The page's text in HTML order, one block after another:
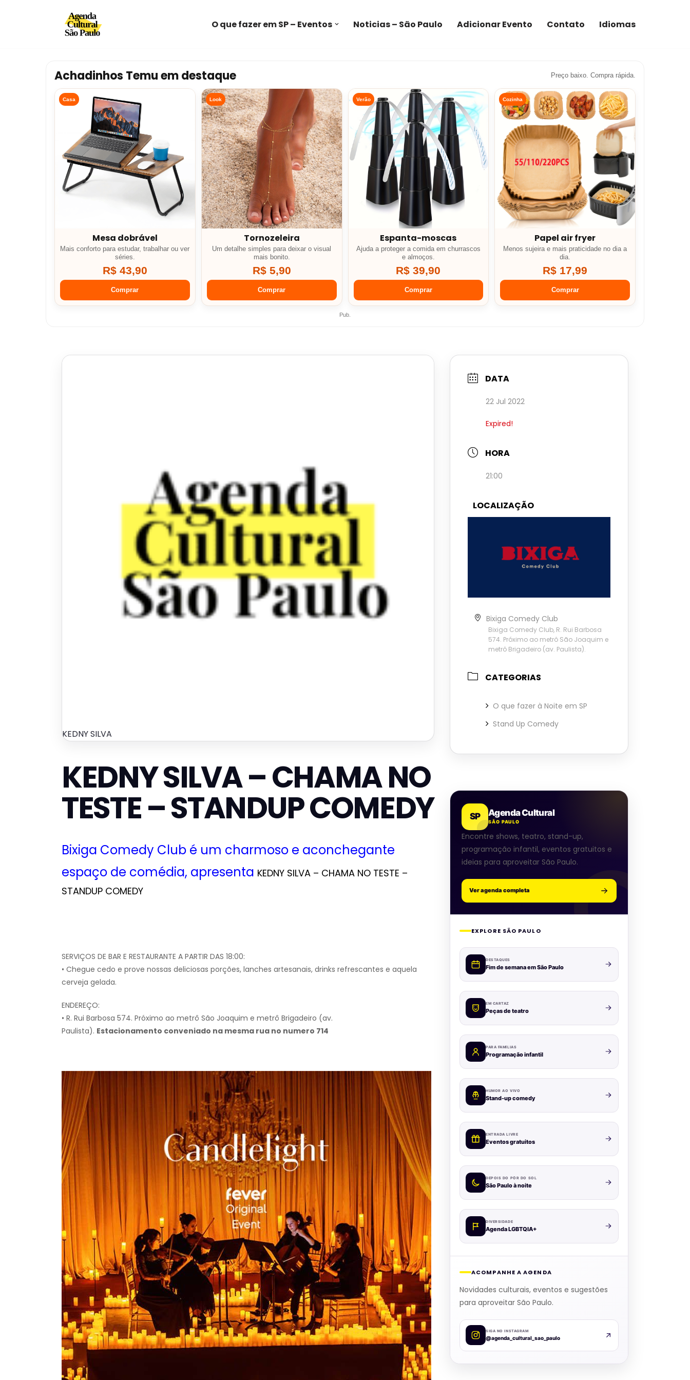
O que fazer em SP – Eventos Noticias – São Paulo Adicionar Evento Contato Idiomas
Achadinhos Temu em destaque Preço baixo. Compra rápida.
Casa
Mesa dobrável
Mais conforto para estudar, trabalhar ou ver
séries.
R$ 43,90
Comprar
Look
Tornozeleira
Um detalhe simples para deixar o visual
mais bonito.
R$ 5,90
Comprar
Verão
Espanta-moscas
Ajuda a proteger a comida em churrascos
e almoços.
R$ 39,90
Comprar
Cozinha
Papel air fryer
Menos sujeira e mais praticidade no dia a
dia.
R$ 17,99
Comprar
Pub.
KEDNY SILVA
KEDNY SILVA – CHAMA NO
TESTE – STANDUP COMEDY
Bixiga Comedy Club é um charmoso e aconchegante
espaço de comédia, apresenta KEDNY SILVA – CHAMA NO TESTE –
STANDUP COMEDY
SERVIÇOS DE BAR E RESTAURANTE A PARTIR DAS 18:00:
• Chegue cedo e prove nossas deliciosas porções, lanches artesanais, drinks refrescantes e aquela
cerveja gelada.
ENDEREÇO:
• R. Rui Barbosa 574. Próximo ao metrô São Joaquim e metrô Brigadeiro (av.
Paulista). Estacionamento conveniado na mesma rua no numero 714
DATA
22 Jul 2022
Expired!
HORA
21:00
LOCALIZAÇÃO
Bixiga Comedy Club
Bixiga Comedy Club, R. Rui Barbosa
574. Próximo ao metrô São Joaquim e
metrô Brigadeiro (av. Paulista).
CATEGORIAS
O que fazer à Noite em SP
Stand Up Comedy
SP Agenda Cultural
SÃO PAULO
Encontre shows, teatro, stand-up,
programação infantil, eventos gratuitos e
ideias para aproveitar São Paulo.
Ver agenda completa
EXPLORE SÃO PAULO
DESTAQUES
Fim de semana em São Paulo
EM CARTAZ
Peças de teatro
PARA FAMÍLIAS
Programação infantil
HUMOR AO VIVO
Stand-up comedy
ENTRADA LIVRE
Eventos gratuitos
DEPOIS DO PÔR DO SOL
São Paulo à noite
DIVERSIDADE
Agenda LGBTQIA+
ACOMPANHE A AGENDA
Novidades culturais, eventos e sugestões
para aproveitar São Paulo.
SIGA NO INSTAGRAM
@agenda_cultural_sao_paulo